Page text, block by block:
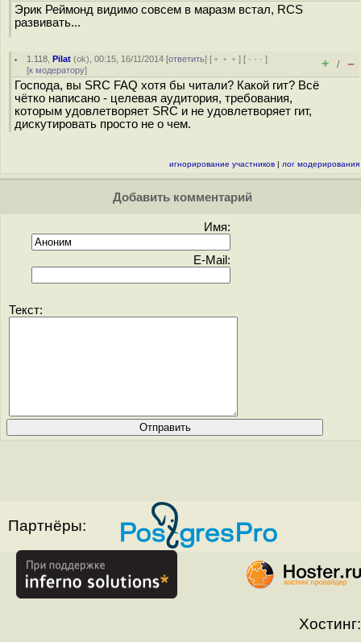
Эрик Реймонд видимо совсем в маразм встал, RCS
развивать...
1.118 ,Pilat (ok), 00:15, 16/11/2014 [ответить] [ ﹢﹢﹢] [ · · ·]
[к модератору] + / –
Господа, вы SRC FAQ хотя бы читали? Какой гит? Всё
чётко написано - целевая аудитория, требования,
которым удовлетворяет SRC и не удовлетворяет гит,
дискутировать просто не о чем.
игнорирование участников | лог модерирования
Добавить комментарий
Имя:
E-Mail:
Текст:
Партнёры:
Хостинг: